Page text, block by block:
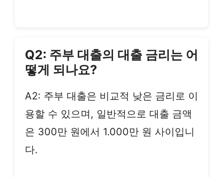
Q2: 주부 대출의 대출 금리는 어
떻게 되나요?
A2: 주부 대출은 비교적 낮은 금리로 이
용할 수 있으며, 일반적으로 대출 금액
은 300만 원에서 1.000만 원 사이입니
다.